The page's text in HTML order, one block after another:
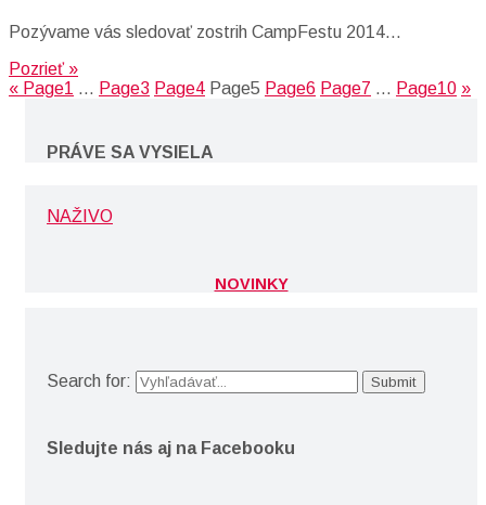
Pozývame vás sledovať zostrih CampFestu 2014…
Pozrieť »
« Page1 … Page3 Page4 Page5 Page6 Page7 … Page10 »
PRÁVE SA VYSIELA
NAŽIVO
NOVINKY
Search for:
Sledujte nás aj na Facebooku